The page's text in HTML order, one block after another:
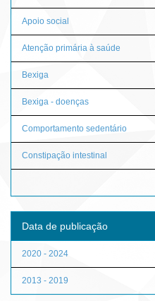
Apoio social
Atenção primária à saúde
Bexiga
Bexiga - doenças
Comportamento sedentário
Constipação intestinal
Data de publicação
2020 - 2024
2013 - 2019